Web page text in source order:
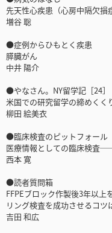
先天性心疾患（心房中隔欠損
増谷 聡
●症例からひもとく疾患
膵臓がん
中井 陽介
●やなさん。NY留学記［24］
米国での研究留学の締めくく
柳田 絵美衣
●臨床検査のピットフォール
医療情報としての臨床検査
西本 寛
●読者質問箱
FFPEブロック作製後3年以上
リング検査を成功させるコツ
吉田 和広